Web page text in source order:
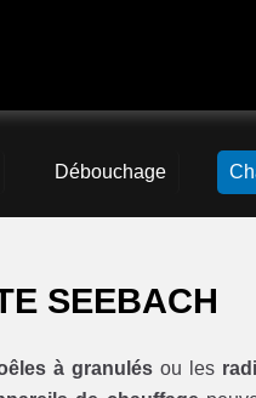
Débouchage
SEEBACH
à granulésou les